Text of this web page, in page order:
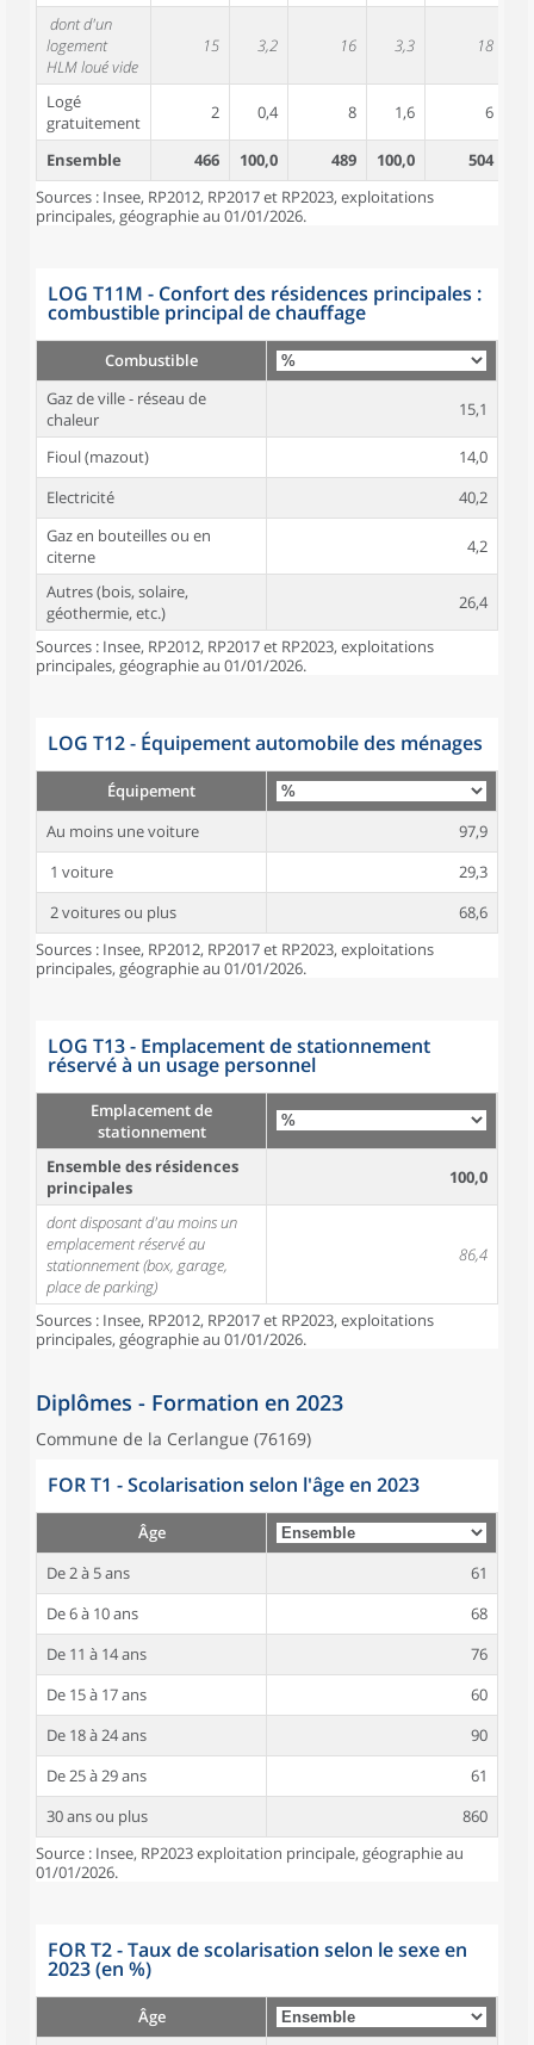
dont d'un
logement
HLM loué vide
15 3,2 16 3,3 18
Logé
gratuitement
2 0,4 8 1,6 6
Ensemble 466 100,0 489 100,0 504
Sources : Insee, RP2012, RP2017 et RP2023, exploitations
principales, géographie au 01/01/2026.
LOG T11M - Confort des résidences principales :
combustible principal de chauffage
Combustible
Gaz de ville - réseau de
chaleur
15,1
Fioul (mazout)
14,0
Electricité
40,2
Gaz en bouteilles ou en
citerne
4,2
Autres (bois, solaire,
géothermie, etc.)
26,4
Sources : Insee, RP2012, RP2017 et RP2023, exploitations
principales, géographie au 01/01/2026.
LOG T12 - Équipement automobile des ménages
Équipement
Au moins une voiture
97,9
1 voiture
29,3
2 voitures ou plus
68,6
Sources : Insee, RP2012, RP2017 et RP2023, exploitations
principales, géographie au 01/01/2026.
LOG T13 - Emplacement de stationnement
réservé à un usage personnel
Emplacement de
stationnement
Ensemble des résidences
principales
100,0
dont disposant d'au moins un
emplacement réservé au
stationnement (box, garage,
place de parking)
86,4
Sources : Insee, RP2012, RP2017 et RP2023, exploitations
principales, géographie au 01/01/2026.
Diplômes - Formation en 2023
Commune de la Cerlangue (76169)
FOR T1 - Scolarisation selon l'âge en 2023
Âge
De 2 à 5 ans
61
De 6 à 10 ans
68
De 11 à 14 ans
76
De 15 à 17 ans
60
De 18 à 24 ans
90
De 25 à 29 ans
61
30 ans ou plus
860
Source : Insee, RP2023 exploitation principale, géographie au
01/01/2026.
FOR T2 - Taux de scolarisation selon le sexe en
2023 (en %)
Âge